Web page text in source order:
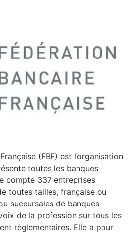
(FBF) est l’organisation
toutes les banques
compte 337 entreprises
toutes tailles, française ou
succursales de banques
de la profession sur tous les
règlementaires. Elle a pour